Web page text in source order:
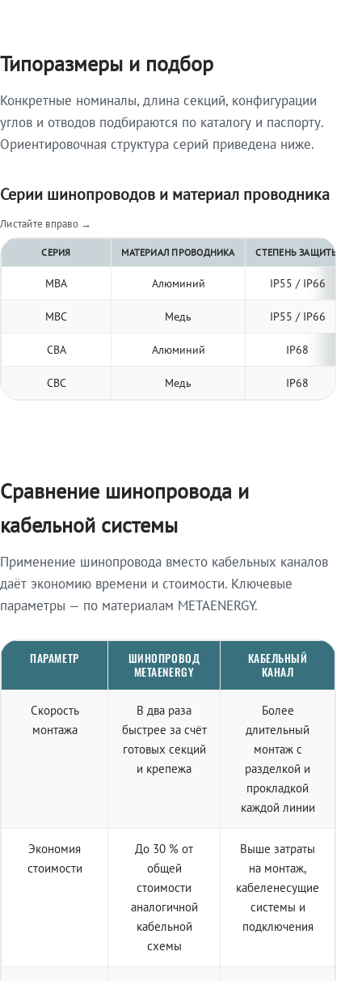
Типоразмеры и подбор
Конкретные номиналы, длина секций, конфигурации
углов и отводов подбираются по каталогу и паспорту.
Ориентировочная структура серий приведена ниже.
Серии шинопроводов и материал проводника
Листайте вправо →
СЕРИЯ МАТЕРИАЛ ПРОВОДНИКА СТЕПЕНЬ ЗАЩИТЫ
МВА Алюминий IP55 / IP66
МВС Медь IP55 / IP66
СВА Алюминий IP68
СВС Медь IP68
Сравнение шинопровода и
кабельной системы
Применение шинопровода вместо кабельных каналов
даёт экономию времени и стоимости. Ключевые
параметры — по материалам METAENERGY.
ПАРАМЕТР
ШИНОПРОВОД
METAENERGY
КАБЕЛЬНЫЙ
КАНАЛ
Скорость
монтажа
В два раза
быстрее за счёт
готовых секций
и крепежа
Более
длительный
монтаж с
разделкой и
прокладкой
каждой линии
Экономия
стоимости
До 30 % от
общей
стоимости
аналогичной
кабельной
схемы
Выше затраты
на монтаж,
кабеленесущие
системы и
подключения